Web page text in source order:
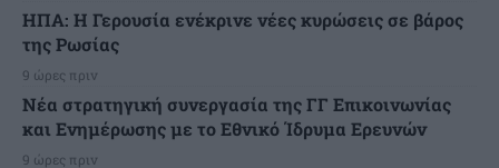
ΗΠΑ: Η Γερουσία ενέκρινε νέες κυρώσεις σε βάρος
της Ρωσίας
9 ώρες πριν
Νέα στρατηγική συνεργασία της ΓΓ Επικοινωνίας
και Ενημέρωσης με το Εθνικό Ίδρυμα Ερευνών
9 ώρες πριν